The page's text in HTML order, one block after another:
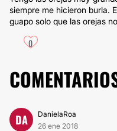
siempre me hicieron burla.
guapo solo que las orejas
0
DA
DanielaRoa
26 ene 2018